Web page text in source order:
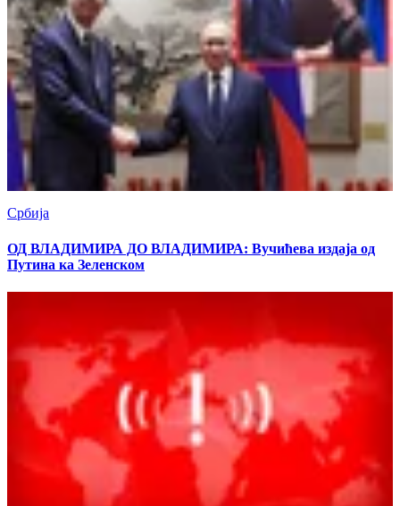
Србија
ОД ВЛАДИМИРА ДО ВЛАДИМИРА: Вучићева издаја од
Путина ка Зеленском